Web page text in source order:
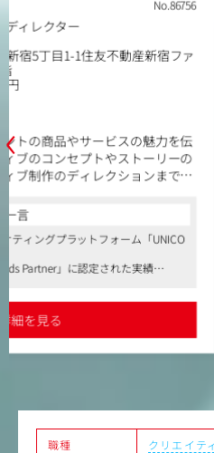
‹
職種
勤務地 東京都中央区
メディカルやヘルスケア系冊
ティブ全般の統括や、外部制
ます。
・医療用医薬品・製品に関す
・ドラッグインフォメーション
・医師、医療従事者および患
・MR教育用各種資材
・製品Webサイト
●医療用医薬品に特化し、長年の
ンシー
●年間4,000点超の制作実績があ
●冊子、疾患啓発、MR資材、Web
詳細を
職種
クリエイテ